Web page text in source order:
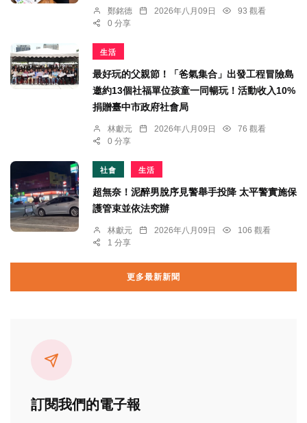
鄭銘德 2026年八月09日
93 觀看
0 分享
生活
最好玩的父親節！「爸氣集合」出發工程冒險島
邀約13個社福單位孩童一同暢玩！活動收入10%
捐贈臺中市政府社會局
林獻元 2026年八月09日
76 觀看
0 分享
社會 生活
超無奈！泥醉男脫序見警舉手投降 太平警實施保
護管束並依法究辦
林獻元 2026年八月09日
106 觀看
1 分享
更多最新新聞
訂閱我們的電子報